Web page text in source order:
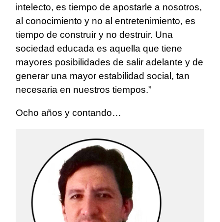
intelecto, es tiempo de apostarle a nosotros,
al conocimiento y no al entretenimiento, es
tiempo de construir y no destruir. Una
sociedad educada es aquella que tiene
mayores posibilidades de salir adelante y de
generar una mayor estabilidad social, tan
necesaria en nuestros tiempos.”
Ocho años y contando…